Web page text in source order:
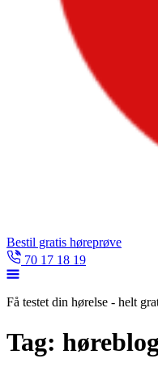
Bestil gratis høreprøve
70 17 18 19
Få testet din hørelse - helt
Tag: høreblog